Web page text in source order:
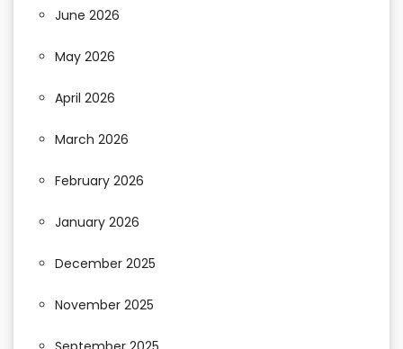
June 2026
May 2026
April 2026
March 2026
February 2026
January 2026
December 2025
November 2025